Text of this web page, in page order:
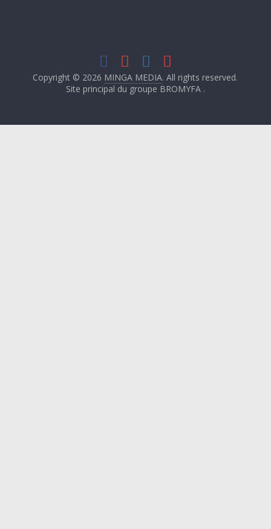
Copyright © 2026 MINGA MEDIA. All rights reserved.
Site principal du groupe BROMYFA .